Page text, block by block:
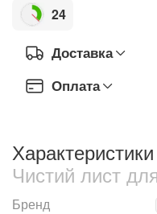
24
Доставка
Оплата
Характеристики
Чистий лист
300 г (2837)
Бренд